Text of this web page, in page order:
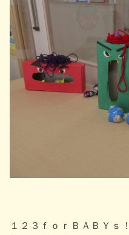
１２３ｆｏｒＢＡＢＹｓ